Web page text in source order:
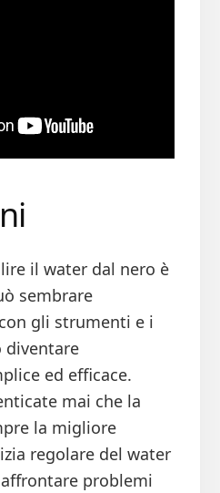
il water dal nero è
sembrare
gli strumenti e i
ed efficace.
mai che la
la migliore
regolare del water
problemi